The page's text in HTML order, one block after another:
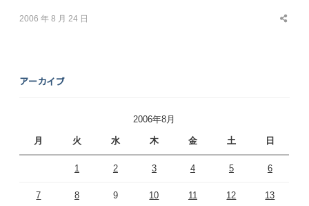
2006 年 8 月 24 日
Share
アーカイブ
2006年8月
月 火 水 木 金 土 日
1 2 3 4 5 6
7 8 9 10 11 12 13